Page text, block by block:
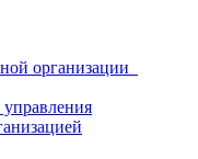
организации